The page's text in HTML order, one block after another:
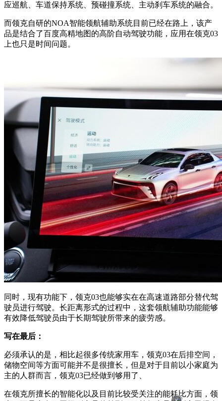
应巡航、车道保持系统、预碰撞系统、主动刹车系统的融合。
而领克自研的NOA智能领航辅助系统目前已经在路上，该产
品是结合了百度高精地图的高阶自动驾驶功能，应用在领克03
上也只是时间问题。
同时，现有功能下，领克03也能够实在在高速道路部分替代驾
驶员进行驾驶。长距离形式的过程中，这套领航辅助功能能够
有效降低驾驶员由于长期驾驶所带来的疲劳感。
写在最后：
必须承认的是，相比起很多传统家用车，领克03在后排空间，
储物空间等方面可能并不是很擅长，但是对于目前以小家庭为
主的人群而言，领克03已经做到够用了、
在领克所擅长的智能化以及目前比较受关注的能耗比方面，领